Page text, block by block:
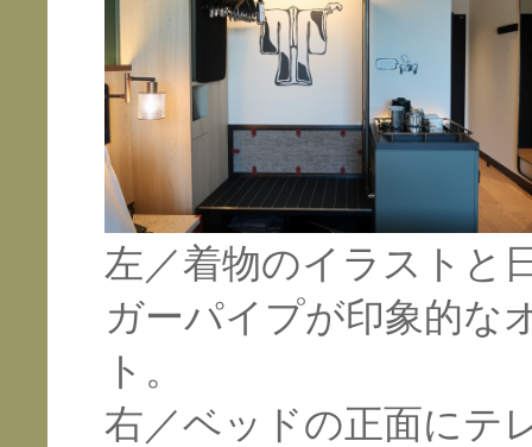
左／着物のイラストと
ガーパイプが印象的な
ト。
右／ベッドの正面にテ